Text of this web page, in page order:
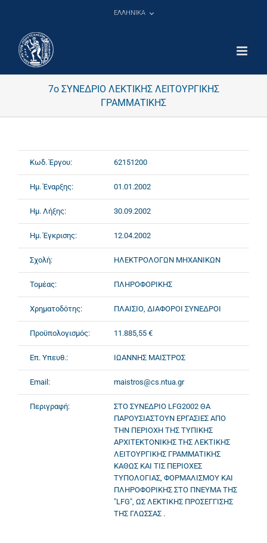
ΕΛΛΗΝΙΚΑ
7ο ΣΥΝΕΔΡΙΟ ΛΕΚΤΙΚΗΣ ΛΕΙΤΟΥΡΓΙΚΗΣ
ΓΡΑΜΜΑΤΙΚΗΣ
Κωδ. Έργου: 62151200
Ημ. Έναρξης: 01.01.2002
Ημ. Λήξης: 30.09.2002
Ημ. Έγκρισης: 12.04.2002
Σχολή: ΗΛΕΚΤΡΟΛΟΓΩΝ ΜΗΧΑΝΙΚΩΝ
Τομέας: ΠΛΗΡΟΦΟΡΙΚΗΣ
Χρηματοδότης: ΠΛΑΙΣΙΟ, ΔΙΑΦΟΡΟΙ ΣΥΝΕΔΡΟΙ
Προϋπολογισμός: 11.885,55 €
Επ. Υπευθ.: ΙΩΑΝΝΗΣ ΜΑΙΣΤΡΟΣ
Email: maistros@cs.ntua.gr
Περιγραφή:
ΣΤΟ ΣΥΝΕΔΡΙΟ LFG2002 ΘΑ
ΠΑΡΟΥΣΙΑΣΤΟΥΝ ΕΡΓΑΣΙΕΣ ΑΠΟ
ΤΗΝ ΠΕΡΙΟΧΗ ΤΗΣ ΤΥΠΙΚΗΣ
ΑΡΧΙΤΕΚΤΟΝΙΚΗΣ ΤΗΣ ΛΕΚΤΙΚΗΣ
ΛΕΙΤΟΥΡΓΙΚΗΣ ΓΡΑΜΜΑΤΙΚΗΣ
ΚΑΘΩΣ ΚΑΙ ΤΙΣ ΠΕΡΙΟΧΕΣ
ΤΥΠΟΛΟΓΙΑΣ, ΦΟΡΜΑΛΙΣΜΟΥ ΚΑΙ
ΠΛΗΡΟΦΟΡΙΚΗΣ ΣΤΟ ΠΝΕΥΜΑ ΤΗΣ
"LFG", ΩΣ ΛΕΚΤΙΚΗΣ ΠΡΟΣΕΓΓΙΣΗΣ
ΤΗΣ ΓΛΩΣΣΑΣ .